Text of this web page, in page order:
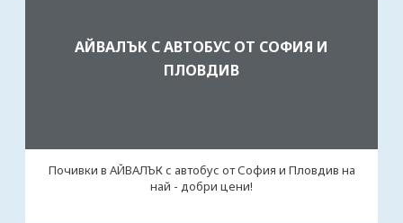
АЙВАЛЪК С АВТОБУС ОТ СОФИЯ И
ПЛОВДИВ
Почивки в АЙВАЛЪК с автобус от София и Пловдив на
най - добри цени!